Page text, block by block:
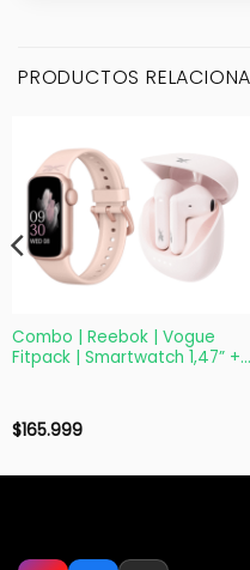
PRODUCTOS
Combo | Reebok | Vogue
Fitpack | Smartwatch 1,47” +
$165.999